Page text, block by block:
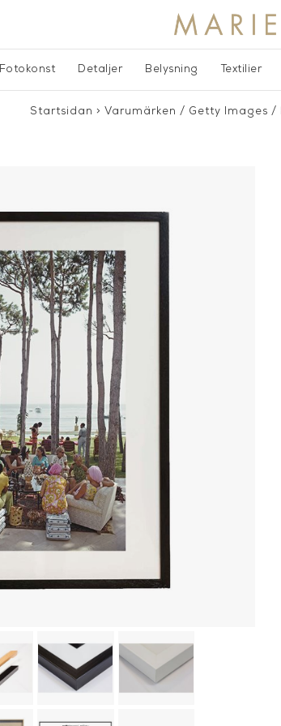
Fotokonst Detaljer Belysning Textilier
Startsidan > Varumärken / Getty Images /